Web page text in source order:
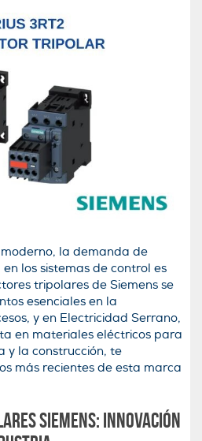
la demanda de
los sistemas de control es
tripolares de Siemens se
esenciales en la
y en Electricidad Serrano,
en materiales eléctricos para
y la construcción, te
más recientes de esta marca
Siemens: Innovación